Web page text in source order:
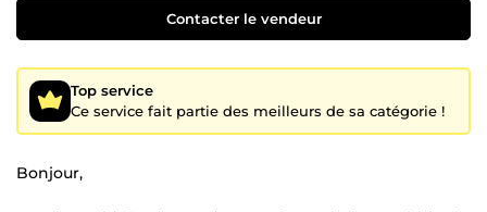
Contacter le vendeur
Top service
Ce service fait partie des meilleurs de sa catégorie !
Bonjour,